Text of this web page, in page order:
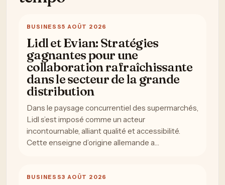
BUSINESS5 AOÛT 2026
Lidl et Evian: Stratégies
gagnantes pour une
collaboration rafraîchissante
dans le secteur de la grande
distribution
Dans le paysage concurrentiel des supermarchés,
Lidl s’est imposé comme un acteur
incontournable, alliant qualité et accessibilité.
Cette enseigne d’origine allemande a…
BUSINESS3 AOÛT 2026